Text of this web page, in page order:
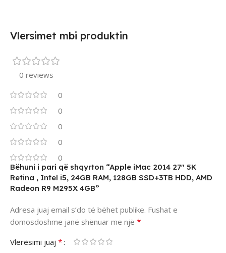
Vlersimet mbi produktin
0 reviews
0
0
0
0
0
Bëhuni i pari që shqyrton “Apple iMac 2014 27″ 5K
Retina , Intel i5, 24GB RAM, 128GB SSD+3TB HDD, AMD
Radeon R9 M295X 4GB”
Adresa juaj email s’do të bëhet publike. Fushat e
domosdoshme janë shënuar me një *
Vlerësimi juaj *